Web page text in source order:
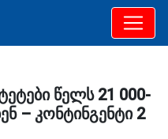
წელს 21 000-
– კონტინგენტი 2